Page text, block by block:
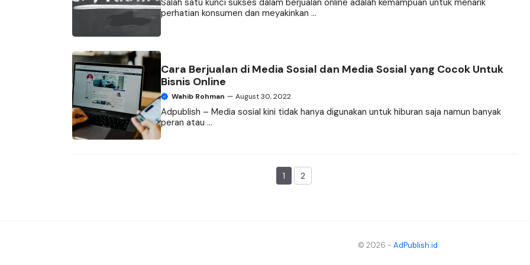
Salah satu kunci sukses dalam berjualan online adalah kemampuan untuk menarik
perhatian konsumen dan meyakinkan ...
Cara Berjualan di Media Sosial dan Media Sosial yang Cocok Untuk
Bisnis Online
Wahib Rohman August 30, 2022
Adpublish – Media sosial kini tidak hanya digunakan untuk hiburan saja namun banyak
peran atau ...
Page
1 2
© 2026 - AdPublish.id